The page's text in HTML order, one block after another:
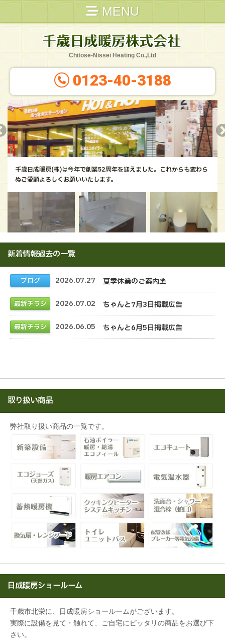
Chitose-Nissei Heating Co.,Ltd
0123-40-3188
MENU
千歳日成暖房(株)は今年で創業52周年を迎えました。 これからも変わら
ぬご愛顧よろしくお願いいたします。
新着情報過去の一覧
ブログ 2026.07.27 夏季休業のご案内⛱️
最新チラシ 2026.07.02 ちゃんと7月3日掲載広告
最新チラシ 2026.06.05 ちゃんと6月5日掲載広告
取り扱い商品
弊社取り扱い商品の一覧です。
日成暖房ショールーム
千歳市北栄に、日成暖房ショールームがございます。
実際に設備を見て・触れて、ご自宅にピッタリの商品をお選び下
さい。